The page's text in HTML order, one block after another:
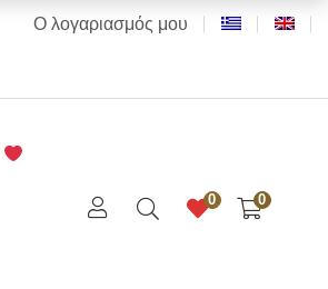
Ο λογαριασμός μου
0 0